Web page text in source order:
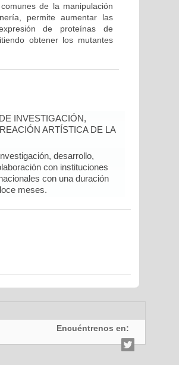
de la manipulación
permite aumentar las
de proteínas de
obtener los mutantes
INVESTIGACIÓN,
ARTÍSTICA DE LA
desarrollo,
con instituciones
con una duración
meses.
Encuéntrenos en: